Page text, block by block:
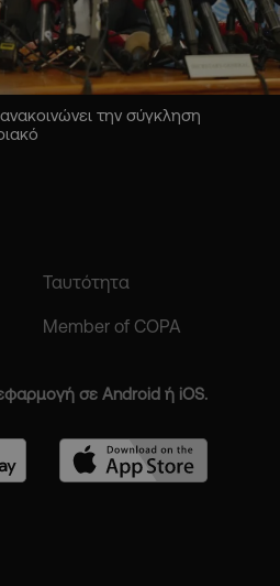
την σύγκληση
Ταυτότητα
Member of COPA
σε Android ή iOS.